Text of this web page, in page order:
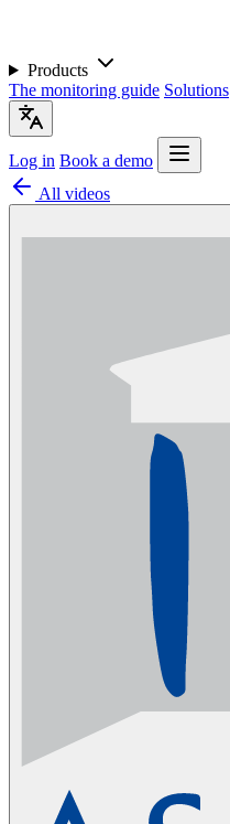
Products
The monitoring guide Solutions
Log in Book a demo
All videos